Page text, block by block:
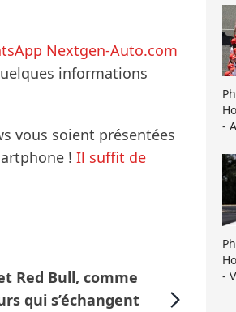
Nextgen-Auto.com
informations
vous soient présentées
! Il suffit de
Red Bull, comme
qui s’échangent
-
-